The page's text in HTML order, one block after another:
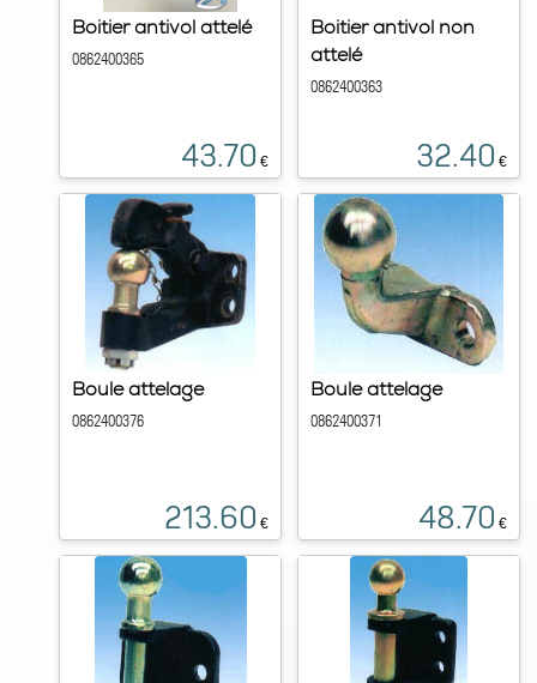
Boitier antivol attelé
0862400365
43.70 €
Boitier antivol non
attelé
0862400363
32.40 €
Boule attelage
0862400376
213.60 €
Boule attelage
0862400371
48.70 €